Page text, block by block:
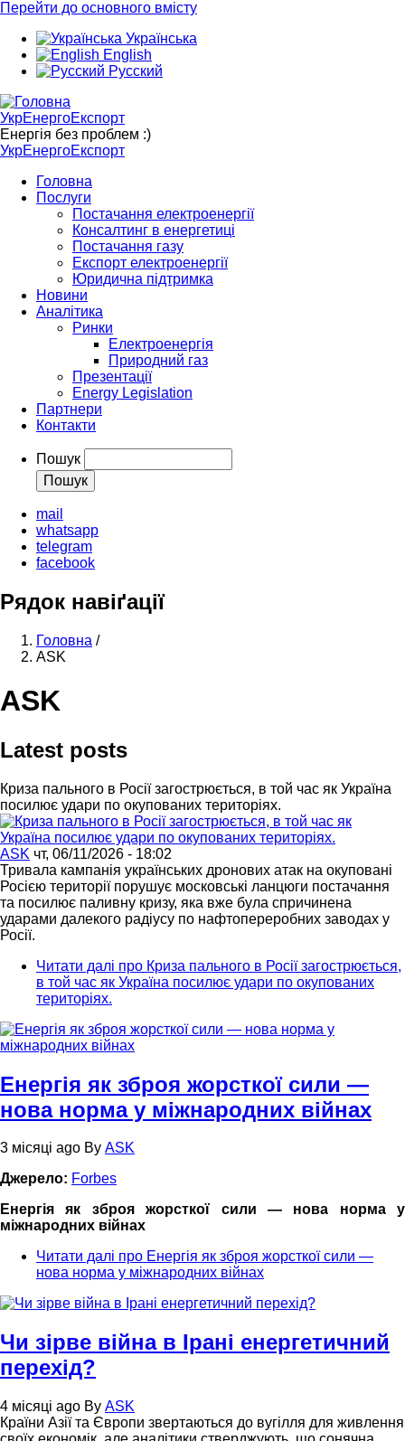
Перейти до основного вмісту
Українська
English
Русский
УкрЕнергоЕкспорт
Енергія без проблем :)
УкрЕнергоЕкспорт
Головна
Послуги
Постачання електроенергії
Консалтинг в енергетиці
Постачання газу
Експорт електроенергії
Юридична підтримка
Новини
Аналітика
Ринки
Електроенергія
Природний газ
Презентації
Energy Legislation
Партнери
Контакти
Пошук
mail
whatsapp
telegram
facebook
Рядок навіґації
Головна /
ASK
ASK
Latest posts
Криза пального в Росії загострюється, в той час як Україна
посилює удари по окупованих територіях.
ASK чт, 06/11/2026 - 18:02
Тривала кампанія українських дронових атак на окуповані
Росією території порушує московські ланцюги постачання
та посилює паливну кризу, яка вже була спричинена
ударами далекого радіусу по нафтопереробних заводах у
Росії.
Читати далі про Криза пального в Росії загострюється,
в той час як Україна посилює удари по окупованих
територіях.
Енергія як зброя жорсткої сили —
нова норма у міжнародних війнах
3 місяці ago By ASK
Джерело: Forbes
Енергія як зброя жорсткої сили — нова норма у
міжнародних війнах
Читати далі про Енергія як зброя жорсткої сили —
нова норма у міжнародних війнах
Чи зірве війна в Ірані енергетичний
перехід?
4 місяці ago By ASK
Країни Азії та Європи звертаються до вугілля для живлення